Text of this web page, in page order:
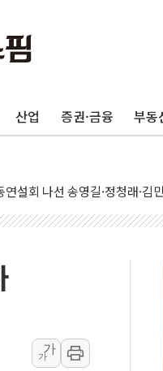
산업 증권·금융 부동
'호우특보'-포항 '산사태 주의
석, 정청래에 '0.86%p' 차 재
주차 제주·인천 경선서 정청래
김민석 당대표 후보
, 인천 경선 결과 발표...김민
주, 제주 경선 결과 발표...김민
전 출구전략 만지작…공습 한계
해·삼척 시간당 최대 50㎜ 폭
가
가